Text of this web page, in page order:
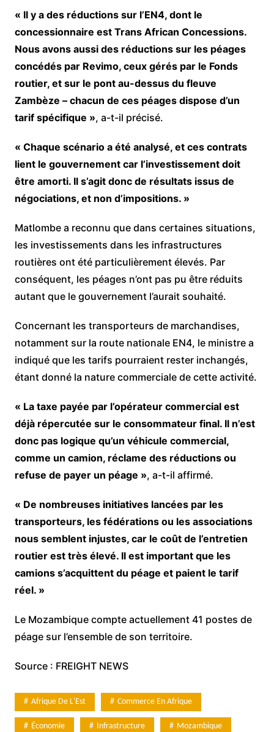
« Il y a des réductions sur l’EN4, dont le
concessionnaire est Trans African Concessions.
Nous avons aussi des réductions sur les péages
concédés par Revimo, ceux gérés par le Fonds
routier, et sur le pont au-dessus du fleuve
Zambèze – chacun de ces péages dispose d’un
tarif spécifique », a-t-il précisé.
« Chaque scénario a été analysé, et ces contrats
lient le gouvernement car l’investissement doit
être amorti. Il s’agit donc de résultats issus de
négociations, et non d’impositions. »
Matlombe a reconnu que dans certaines situations,
les investissements dans les infrastructures
routières ont été particulièrement élevés. Par
conséquent, les péages n’ont pas pu être réduits
autant que le gouvernement l’aurait souhaité.
Concernant les transporteurs de marchandises,
notamment sur la route nationale EN4, le ministre a
indiqué que les tarifs pourraient rester inchangés,
étant donné la nature commerciale de cette activité.
« La taxe payée par l’opérateur commercial est
déjà répercutée sur le consommateur final. Il n’est
donc pas logique qu’un véhicule commercial,
comme un camion, réclame des réductions ou
refuse de payer un péage », a-t-il affirmé.
« De nombreuses initiatives lancées par les
transporteurs, les fédérations ou les associations
nous semblent injustes, car le coût de l’entretien
routier est très élevé. Il est important que les
camions s’acquittent du péage et paient le tarif
réel. »
Le Mozambique compte actuellement 41 postes de
péage sur l’ensemble de son territoire.
Source : FREIGHT NEWS
Afrique De L'Est Commerce En Afrique
Économie Infrastructure Mozambique